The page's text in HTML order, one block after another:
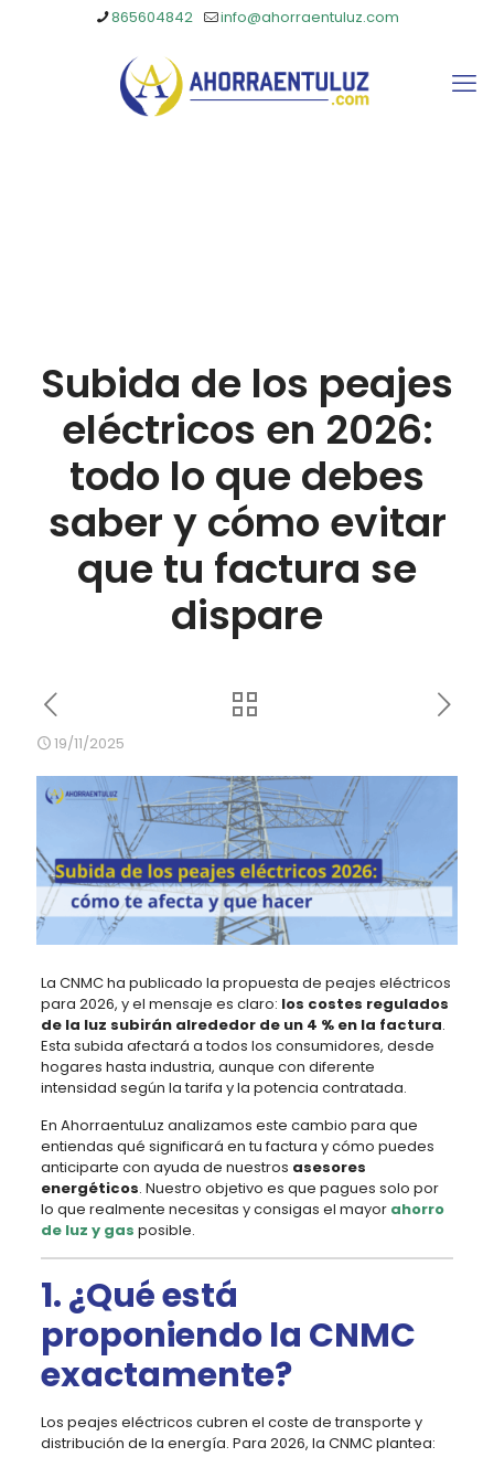
865604842 info@ahorraentuluz.com
Subida de los peajes
eléctricos en 2026:
todo lo que debes
saber y cómo evitar
que tu factura se
dispare
19/11/2025
La CNMC ha publicado la propuesta de peajes eléctricos
para 2026, y el mensaje es claro: los costes regulados
de la luz subirán alrededor de un 4 % en la factura.
Esta subida afectará a todos los consumidores, desde
hogares hasta industria, aunque con diferente
intensidad según la tarifa y la potencia contratada.
En AhorraentuLuz analizamos este cambio para que
entiendas qué significará en tu factura y cómo puedes
anticiparte con ayuda de nuestros asesores
energéticos. Nuestro objetivo es que pagues solo por
lo que realmente necesitas y consigas el mayor ahorro
de luz y gas posible.
1. ¿Qué está
proponiendo la CNMC
exactamente?
Los peajes eléctricos cubren el coste de transporte y
distribución de la energía. Para 2026, la CNMC plantea: